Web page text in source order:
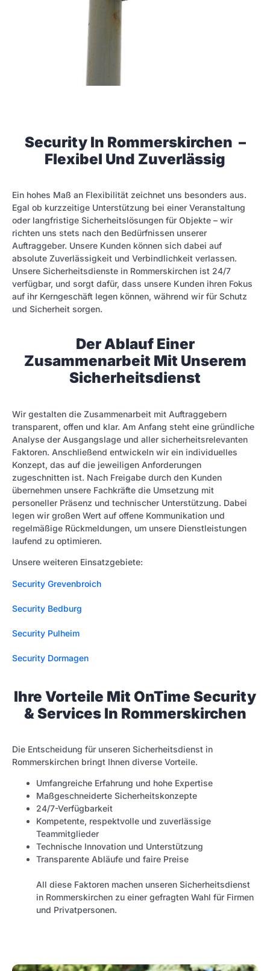
Security In Rommerskirchen –
Flexibel Und Zuverlässig
Ein hohes Maß an Flexibilität zeichnet uns besonders aus.
Egal ob kurzzeitige Unterstützung bei einer Veranstaltung
oder langfristige Sicherheitslösungen für Objekte – wir
richten uns stets nach den Bedürfnissen unserer
Auftraggeber. Unsere Kunden können sich dabei auf
absolute Zuverlässigkeit und Verbindlichkeit verlassen.
Unsere Sicherheitsdienste in Rommerskirchen ist 24/7
verfügbar, und sorgt dafür, dass unsere Kunden ihren Fokus
auf ihr Kerngeschäft legen können, während wir für Schutz
und Sicherheit sorgen.
Der Ablauf Einer
Zusammenarbeit Mit Unserem
Sicherheitsdienst
Wir gestalten die Zusammenarbeit mit Auftraggebern
transparent, offen und klar. Am Anfang steht eine gründliche
Analyse der Ausgangslage und aller sicherheitsrelevanten
Faktoren. Anschließend entwickeln wir ein individuelles
Konzept, das auf die jeweiligen Anforderungen
zugeschnitten ist. Nach Freigabe durch den Kunden
übernehmen unsere Fachkräfte die Umsetzung mit
personeller Präsenz und technischer Unterstützung. Dabei
legen wir großen Wert auf offene Kommunikation und
regelmäßige Rückmeldungen, um unsere Dienstleistungen
laufend zu optimieren.
Unsere weiteren Einsatzgebiete:
Security Grevenbroich
Security Bedburg
Security Pulheim
Security Dormagen
Ihre Vorteile Mit OnTime Security
& Services In Rommerskirchen
Die Entscheidung für unseren Sicherheitsdienst in
Rommerskirchen bringt Ihnen diverse Vorteile.
Umfangreiche Erfahrung und hohe Expertise
Maßgeschneiderte Sicherheitskonzepte
24/7-Verfügbarkeit
Kompetente, respektvolle und zuverlässige
Teammitglieder
Technische Innovation und Unterstützung
Transparente Abläufe und faire Preise
All diese Faktoren machen unseren Sicherheitsdienst
in Rommerskirchen zu einer gefragten Wahl für Firmen
und Privatpersonen.